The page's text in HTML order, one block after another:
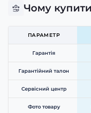
Чому
ПАРАМЕТР
Гарантія
Гарантійний талон
Сервісний центр
Фото товару